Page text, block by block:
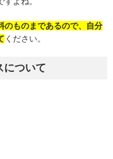
のものまであるので、自分
ください。
について